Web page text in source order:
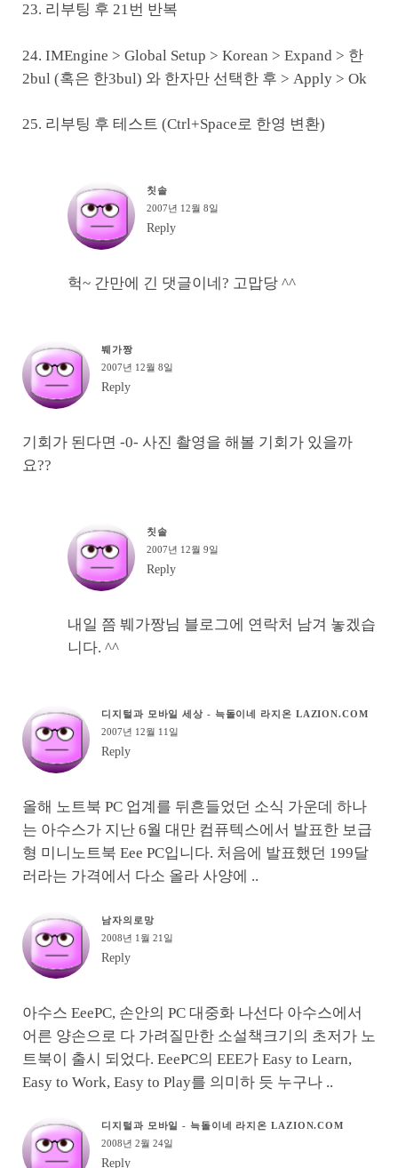
23. 리부팅 후 21번 반복
24. IMEngine > Global Setup > Korean > Expand > 한
2bul (혹은 한3bul) 와 한자만 선택한 후 > Apply > Ok
25. 리부팅 후 테스트 (Ctrl+Space로 한영 변환)
칫솔
2007년 12월 8일
Reply
헉~ 간만에 긴 댓글이네? 고맙당 ^^
붸가짱
2007년 12월 8일
Reply
기회가 된다면 -0- 사진 촬영을 해볼 기회가 있을까
요??
칫솔
2007년 12월 9일
Reply
내일 쯤 붸가짱님 블로그에 연락처 남겨 놓겠습
니다. ^^
디지털과 모바일 세상 - 늑돌이네 라지온 LAZION.COM
2007년 12월 11일
Reply
올해 노트북 PC 업계를 뒤흔들었던 소식 가운데 하나
는 아수스가 지난 6월 대만 컴퓨텍스에서 발표한 보급
형 미니노트북 Eee PC입니다. 처음에 발표했던 199달
러라는 가격에서 다소 올라 사양에 ..
남자의로망
2008년 1월 21일
Reply
아수스 EeePC, 손안의 PC 대중화 나선다 아수스에서
어른 양손으로 다 가려질만한 소설책크기의 초저가 노
트북이 출시 되었다. EeePC의 EEE가 Easy to Learn,
Easy to Work, Easy to Play를 의미하 듯 누구나 ..
디지털과 모바일 - 늑돌이네 라지온 LAZION.COM
2008년 2월 24일
Reply